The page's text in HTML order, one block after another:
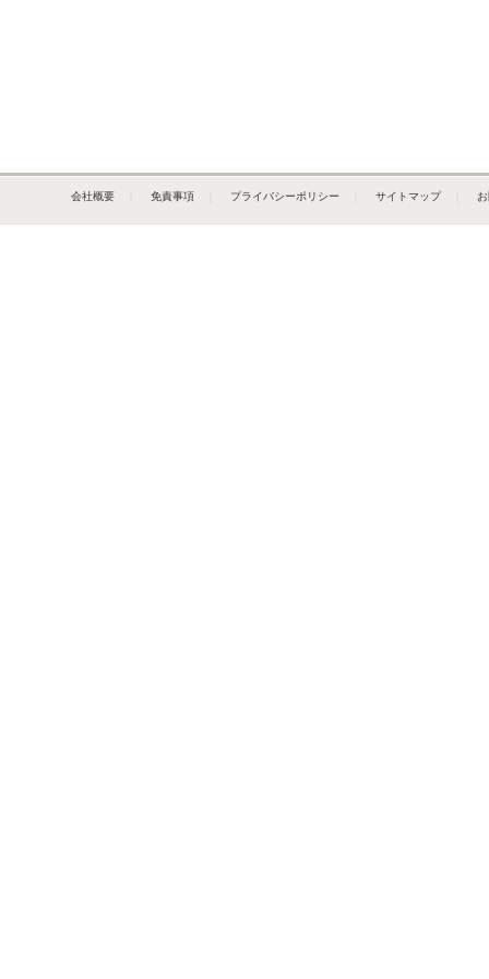
会社概要 免責事項 プライバシーポリシー サイトマップ｜